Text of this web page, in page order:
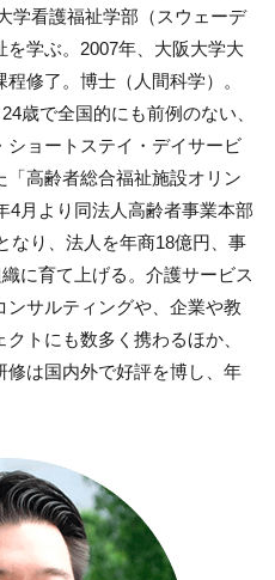
学看護福祉学部（スウェーデ
学ぶ。2007年、大阪大学大
修了。博士（人間科学）。
歳で全国的にも前例のない、
ョートステイ・デイサービ
「高齢者総合福祉施設オリン
4月より同法人高齢者事業本部
なり、法人を年商18億円、事
に育て上げる。介護サービス
サルティングや、企業や教
トにも数多く携わるほか、
は国内外で好評を博し、年